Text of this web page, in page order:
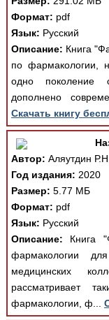
Формат: pdf
Язык: Русский
Описание: Книга
по фармакологии,
одно поколение
дополнено
Скачать книгу
Автор: Аляутдин
Год издания: 2020
Размер: 5.77 МБ
Формат: pdf
Язык: Русский
Описание: Книга
фармакологии
медицинских
рассматривает
фармакологии, ф...